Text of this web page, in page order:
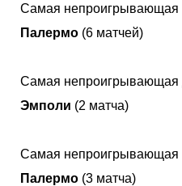
Самая непроигрывающая
Палермо (6 матчей)
Самая непроигрывающая
Эмполи (2 матча)
Самая непроигрывающая
Палермо (3 матча)